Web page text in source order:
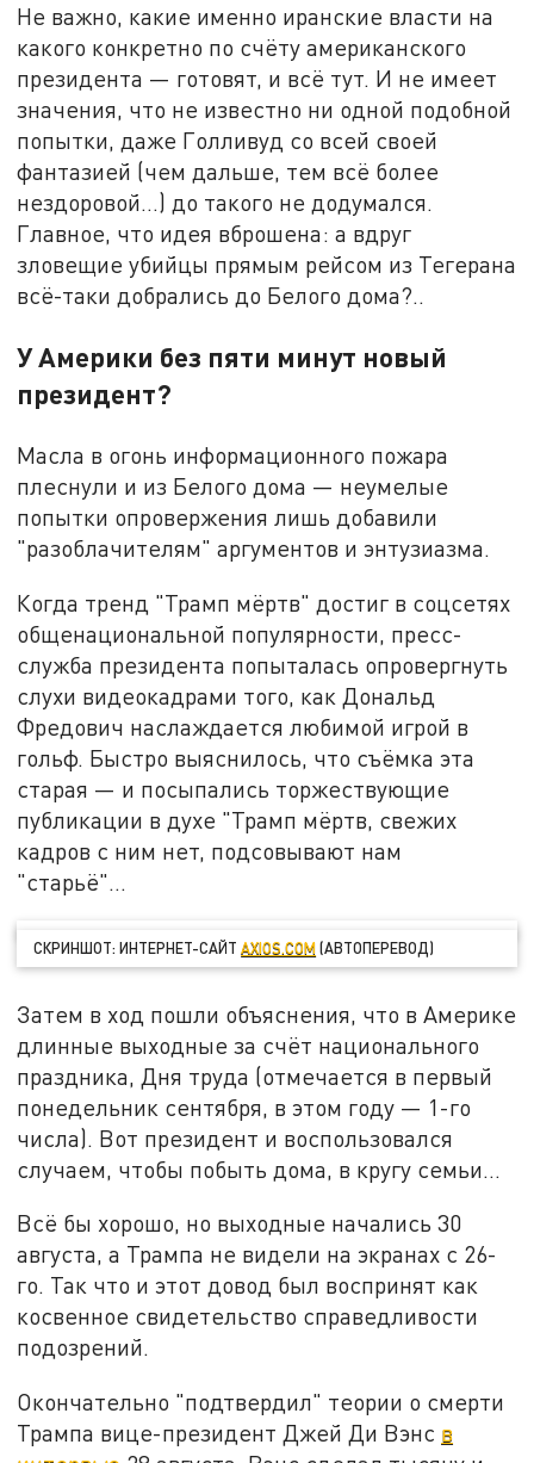
Не важно, какие именно иранские власти на
какого конкретно по счёту американского
президента — готовят, и всё тут. И не имеет
значения, что не известно ни одной подобной
попытки, даже Голливуд со всей своей
фантазией (чем дальше, тем всё более
нездоровой…) до такого не додумался.
Главное, что идея вброшена: а вдруг
зловещие убийцы прямым рейсом из Тегерана
всё-таки добрались до Белого дома?..
У Америки без пяти минут новый
президент?
Масла в огонь информационного пожара
плеснули и из Белого дома — неумелые
попытки опровержения лишь добавили
"разоблачителям" аргументов и энтузиазма.
Когда тренд "Трамп мёртв" достиг в соцсетях
общенациональной популярности, пресс-
служба президента попыталась опровергнуть
слухи видеокадрами того, как Дональд
Фредович наслаждается любимой игрой в
гольф. Быстро выяснилось, что съёмка эта
старая — и посыпались торжествующие
публикации в духе "Трамп мёртв, свежих
кадров с ним нет, подсовывают нам
"старьё"…
СКРИНШОТ: ИНТЕРНЕТ-САЙТAXIOS.COM (АВТОПЕРЕВОД)
Затем в ход пошли объяснения, что в Америке
длинные выходные за счёт национального
праздника, Дня труда (отмечается в первый
понедельник сентября, в этом году — 1-го
числа). Вот президент и воспользовался
случаем, чтобы побыть дома, в кругу семьи…
Всё бы хорошо, но выходные начались 30
августа, а Трампа не видели на экранах с 26-
го. Так что и этот довод был воспринят как
косвенное свидетельство справедливости
подозрений.
Окончательно "подтвердил" теории о смерти
Трампа вице-президент Джей Ди Вэнс в